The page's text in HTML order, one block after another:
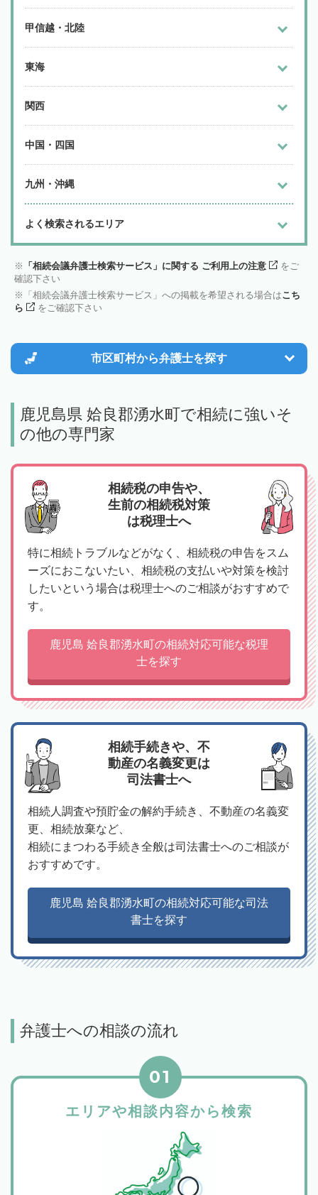
甲信越・北陸
東海
関西
中国・四国
九州・沖縄
よく検索されるエリア
「相続会議弁護士検索サービス」に関する ご利用上の注意
をご
確認下さい
「相続会議弁護士検索サービス」への掲載を希望される場合はこち
ら
をご確認下さい
市区町村から弁護士を探す
鹿児島県 姶良郡湧水町で相続に強いそ
の他の専門家
相続税の申告や、
生前の相続税対策
は税理士へ
特に相続トラブルなどがなく、相続税の申告をスム
ーズにおこないたい、相続税の支払いや対策を検討
したいという場合は税理士へのご相談がおすすめで
す。
鹿児島 姶良郡湧水町の相続対応可能な税理
士を探す
相続手続きや、不
動産の名義変更は
司法書士へ
相続人調査や預貯金の解約手続き、不動産の名義変
更、相続放棄など、
相続にまつわる手続き全般は司法書士へのご相談が
おすすめです。
鹿児島 姶良郡湧水町の相続対応可能な司法
書士を探す
弁護士への相談の流れ
エリアや相談内容から検索
01